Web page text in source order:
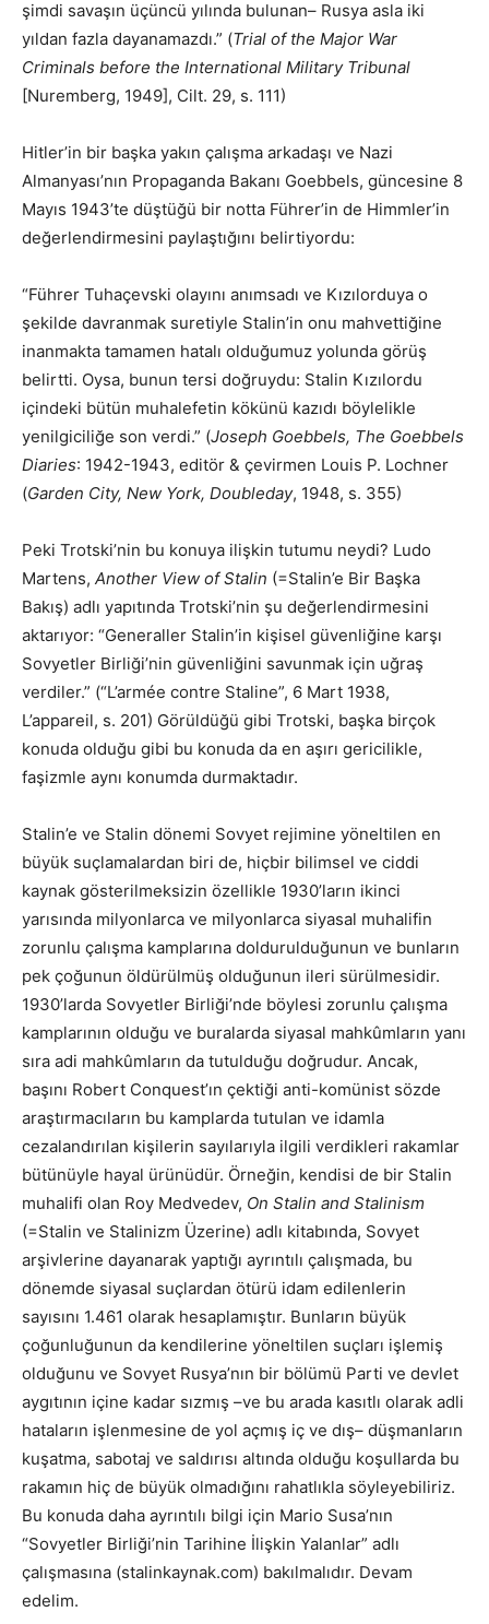
şimdi savaşın üçüncü yılında bulunan– Rusya asla iki
yıldan fazla dayanamazdı.” (Trial of the Major War
Criminals before the International Military Tribunal
[Nuremberg, 1949], Cilt. 29, s. 111)
Hitler’in bir başka yakın çalışma arkadaşı ve Nazi
Almanyası’nın Propaganda Bakanı Goebbels, güncesine 8
Mayıs 1943’te düştüğü bir notta Führer’in de Himmler’in
değerlendirmesini paylaştığını belirtiyordu:
“Führer Tuhaçevski olayını anımsadı ve Kızılorduya o
şekilde davranmak suretiyle Stalin’in onu mahvettiğine
inanmakta tamamen hatalı olduğumuz yolunda görüş
belirtti. Oysa, bunun tersi doğruydu: Stalin Kızılordu
içindeki bütün muhalefetin kökünü kazıdı böylelikle
yenilgiciliğe son verdi.” (Joseph Goebbels, The Goebbels
Diaries: 1942-1943, editör & çevirmen Louis P. Lochner
(Garden City, New York, Doubleday, 1948, s. 355)
Peki Trotski’nin bu konuya ilişkin tutumu neydi? Ludo
Martens, Another View of Stalin (=Stalin’e Bir Başka
Bakış) adlı yapıtında Trotski’nin şu değerlendirmesini
aktarıyor: “Generaller Stalin’in kişisel güvenliğine karşı
Sovyetler Birliği’nin güvenliğini savunmak için uğraş
verdiler.” (“L’armée contre Staline”, 6 Mart 1938,
L’appareil, s. 201) Görüldüğü gibi Trotski, başka birçok
konuda olduğu gibi bu konuda da en aşırı gericilikle,
faşizmle aynı konumda durmaktadır.
Stalin’e ve Stalin dönemi Sovyet rejimine yöneltilen en
büyük suçlamalardan biri de, hiçbir bilimsel ve ciddi
kaynak gösterilmeksizin özellikle 1930’ların ikinci
yarısında milyonlarca ve milyonlarca siyasal muhalifin
zorunlu çalışma kamplarına doldurulduğunun ve bunların
pek çoğunun öldürülmüş olduğunun ileri sürülmesidir.
1930’larda Sovyetler Birliği’nde böylesi zorunlu çalışma
kamplarının olduğu ve buralarda siyasal mahkûmların yanı
sıra adi mahkûmların da tutulduğu doğrudur. Ancak,
başını Robert Conquest’ın çektiği anti-komünist sözde
araştırmacıların bu kamplarda tutulan ve idamla
cezalandırılan kişilerin sayılarıyla ilgili verdikleri rakamlar
bütünüyle hayal ürünüdür. Örneğin, kendisi de bir Stalin
muhalifi olan Roy Medvedev, On Stalin and Stalinism
(=Stalin ve Stalinizm Üzerine) adlı kitabında, Sovyet
arşivlerine dayanarak yaptığı ayrıntılı çalışmada, bu
dönemde siyasal suçlardan ötürü idam edilenlerin
sayısını 1.461 olarak hesaplamıştır. Bunların büyük
çoğunluğunun da kendilerine yöneltilen suçları işlemiş
olduğunu ve Sovyet Rusya’nın bir bölümü Parti ve devlet
aygıtının içine kadar sızmış –ve bu arada kasıtlı olarak adli
hataların işlenmesine de yol açmış iç ve dış– düşmanların
kuşatma, sabotaj ve saldırısı altında olduğu koşullarda bu
rakamın hiç de büyük olmadığını rahatlıkla söyleyebiliriz.
Bu konuda daha ayrıntılı bilgi için Mario Susa’nın
“Sovyetler Birliği’nin Tarihine İlişkin Yalanlar” adlı
çalışmasına (stalinkaynak.com) bakılmalıdır. Devam
edelim.